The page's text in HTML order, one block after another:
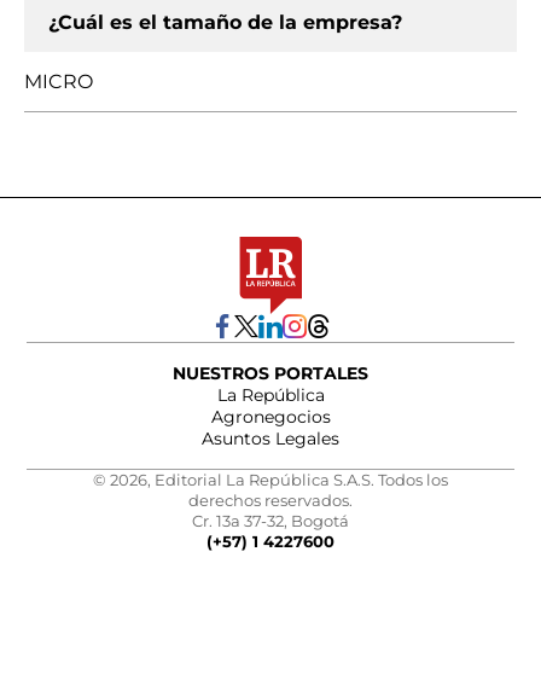
¿Cuál es el tamaño de la empresa?
MICRO
NUESTROS PORTALES
La República
Agronegocios
Asuntos Legales
© 2026, Editorial La República S.A.S. Todos los
derechos reservados.
Cr. 13a 37-32, Bogotá
(+57) 1 4227600